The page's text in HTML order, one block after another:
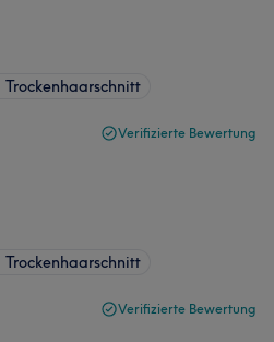
Trockenhaarschnitt
Verifizierte Bewertung
Trockenhaarschnitt
Verifizierte Bewertung